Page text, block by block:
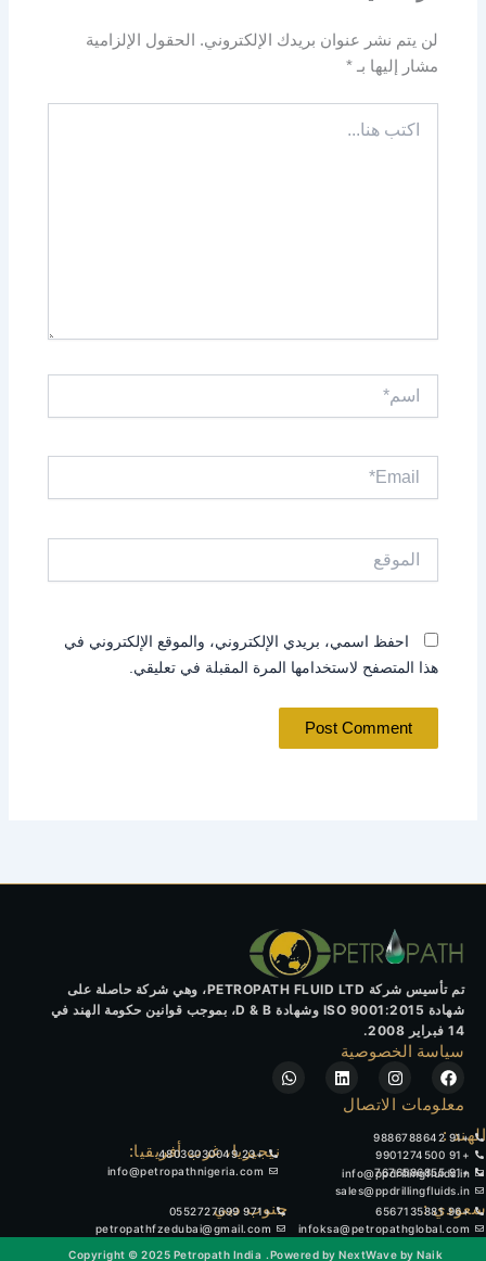
لن يتم نشر عنوان بريدك الإلكتروني.
الحقول الإلزامية
مشار إليها بـ*
هنا...
Email*
احفظ اسمي، بريدي الإلكتروني، والموقع الإلكتروني في
هذا المتصفح لاستخدامها المرة المقبلة في تعليقي.
تم تأسيس شركة PETROPATH FLUID LTD، وهي شركة حاصلة على
شهادة ISO 9001:2015 وشهادة D & B، بموجب قوانين حكومة الهند في
14 فبراير 2008.
سياسة الخصوصية
F
a
c
b
o
o
k
I
n
s
a
g
r
a
m
L
i
i
n
W
h
معلومات الاتصال
الهند :
+91 9886788642
+91 9901274500
+91 7676586855
info@ppdrillingfluids.in
sales@ppdrillingfluids.in
نيجيريا، غرب أفريقيا:
+23 48033030049
info@petropathnigeria.com
سعودي :
+96 6567135881
infoksa@petropathglobal.com
جنوب دبي
+971 0552727699
petropathfzedubai@gmail.com
Powered by NextWave by Naik.
Copyright © 2025 Petropath India